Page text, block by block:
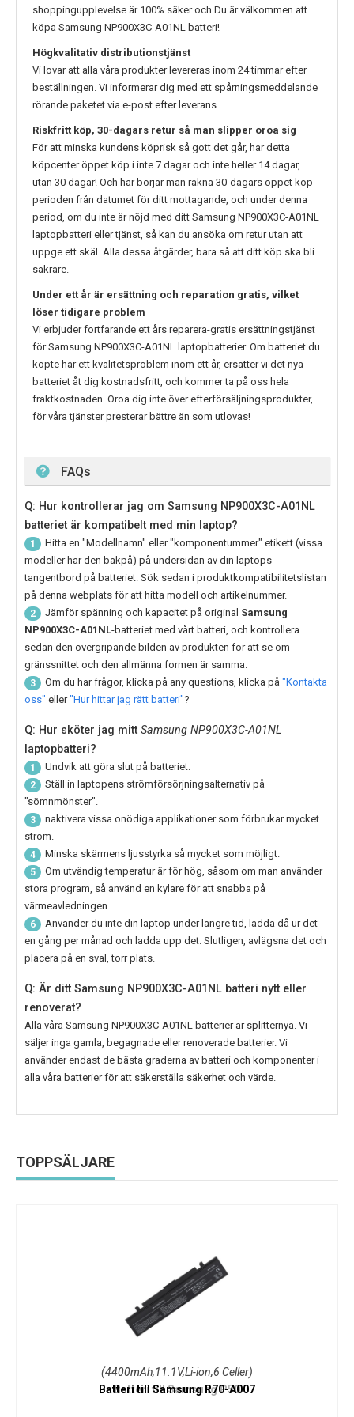
shoppingupplevelse är 100% säker och Du är välkommen att
köpa Samsung NP900X3C-A01NL batteri!
Högkvalitativ distributionstjänst
Vi lovar att alla våra produkter levereras inom 24 timmar efter
beställningen. Vi informerar dig med ett spårningsmeddelande
rörande paketet via e-post efter leverans.
Riskfritt köp, 30-dagars retur så man slipper oroa sig
För att minska kundens köprisk så gott det går, har detta
köpcenter öppet köp i inte 7 dagar och inte heller 14 dagar,
utan 30 dagar! Och här börjar man räkna 30-dagars öppet köp-
perioden från datumet för ditt mottagande, och under denna
period, om du inte är nöjd med ditt Samsung NP900X3C-A01NL
laptopbatteri eller tjänst, så kan du ansöka om retur utan att
uppge ett skäl. Alla dessa åtgärder, bara så att ditt köp ska bli
säkrare.
Under ett år är ersättning och reparation gratis, vilket
löser tidigare problem
Vi erbjuder fortfarande ett års reparera-gratis ersättningstjänst
förSamsung NP900X3C-A01NL laptopbatterier. Om batteriet du
köpte har ett kvalitetsproblem inom ett år, ersätter vi det nya
batteriet åt dig kostnadsfritt, och kommer ta på oss hela
fraktkostnaden. Oroa dig inte över efterförsäljningsprodukter,
för våra tjänster presterar bättre än som utlovas!
FAQs
Q: Hur kontrollerar jag om Samsung NP900X3C-A01NL
batteriet är kompatibelt med min laptop?
1
Hitta en "Modellnamn" eller "komponentummer" etikett (vissa
modeller har den bakpå) på undersidan av din laptops
tangentbord på batteriet. Sök sedan i produktkompatibilitetslistan
på denna webplats för att hitta modell och artikelnummer.
2 Jämför spänning och kapacitet på original Samsung
NP900X3C-A01NL-batteriet med vårt batteri, och kontrollera
sedan den övergripande bilden av produkten för att se om
gränssnittet och den allmänna formen är samma.
3 Om du har frågor, klicka på any questions, klicka på "Kontakta
oss" eller"Hur hittar jag rätt batteri"?
Q: Hur sköter jag mitt Samsung NP900X3C-A01NL
laptopbatteri?
1 Undvik att göra slut på batteriet.
2
Ställ in laptopens strömförsörjningsalternativ på
"sömnmönster".
3
naktivera vissa onödiga applikationer som förbrukar mycket
ström.
4 Minska skärmens ljusstyrka så mycket som möjligt.
5
Om utvändig temperatur är för hög, såsom om man använder
stora program, så använd en kylare för att snabba på
värmeavledningen.
6
Använder du inte din laptop under längre tid, ladda då ur det
en gång per månad och ladda upp det. Slutligen, avlägsna det och
placera på en sval, torr plats.
Q: Är ditt Samsung NP900X3C-A01NL batteri nytt eller
renoverat?
Alla våra Samsung NP900X3C-A01NL batterier är splitternya. Vi
säljer inga gamla, begagnade eller renoverade batterier. Vi
använder endast de bästa graderna av batteri och komponenter i
alla våra batterier för att säkerställa säkerhet och värde.
TOPPSÄLJARE
(4400mAh,11.1V,Li-ion,6 Celler)
Batteri till Samsung R70-A007